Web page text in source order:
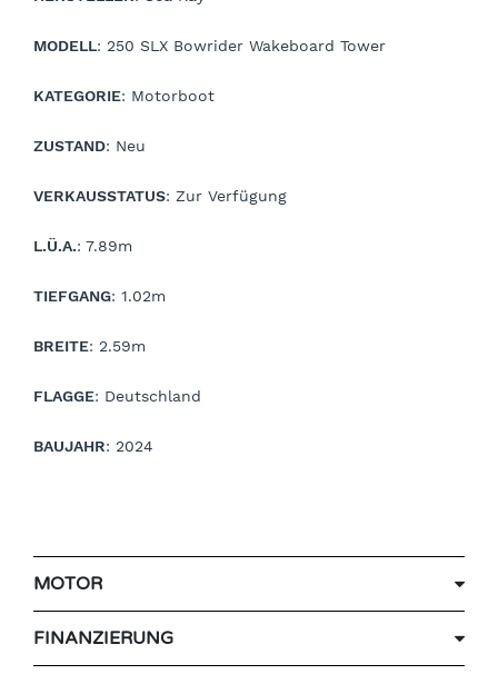
MODELL: 250 SLX Bowrider Wakeboard Tower
KATEGORIE: Motorboot
ZUSTAND: Neu
VERKAUSSTATUS: Zur Verfügung
L.Ü.A.: 7.89m
TIEFGANG: 1.02m
BREITE: 2.59m
FLAGGE: Deutschland
BAUJAHR: 2024
MOTOR
FINANZIERUNG